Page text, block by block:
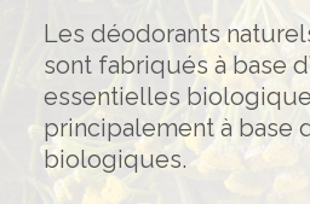
Les déodorants
sont fabriqués à base
essentielles
principalement à base
biologiques.